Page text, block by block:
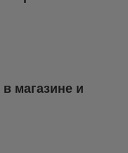
магазине и